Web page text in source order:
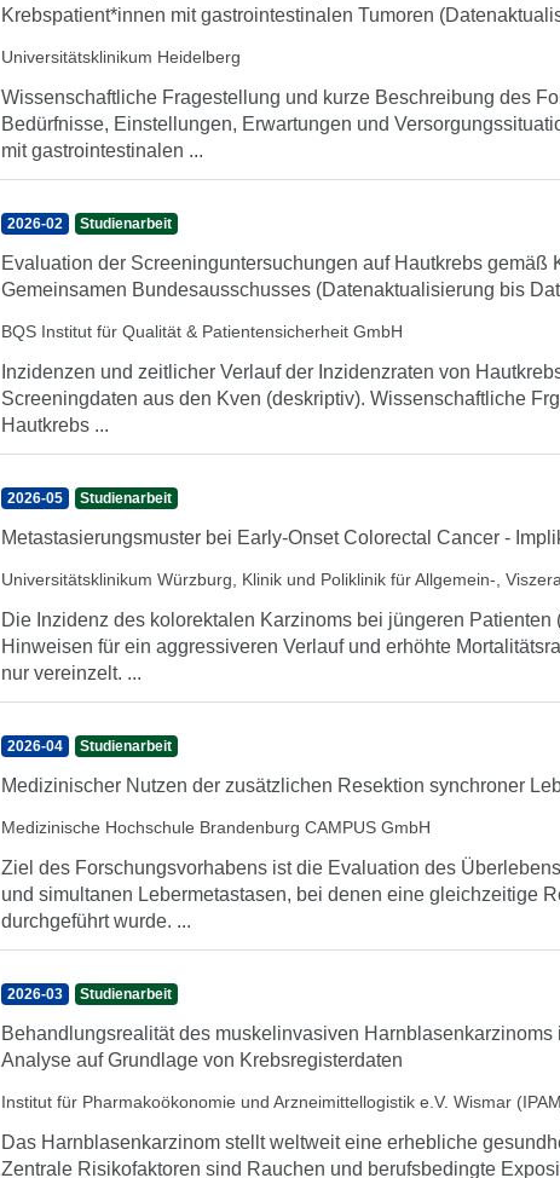
Krebspatient*innen mit gastrointestinalen Tumoren
Universitätsklinikum Heidelberg
Wissenschaftliche Fragestellung und kurze Beschreibung des
Bedürfnisse, Einstellungen, Erwartungen und
mit gastrointestinalen ...
2026-02 Studienarbeit
Evaluation der Screeninguntersuchungen auf Hautkrebs gemäß
Gemeinsamen Bundesausschusses (Datenaktualisierung bis
BQS Institut für Qualität & Patientensicherheit GmbH
Inzidenzen und zeitlicher Verlauf der Inzidenzraten von
Screeningdaten aus den Kven (deskriptiv). Wissenschaftliche
Hautkrebs ...
2026-05 Studienarbeit
Metastasierungsmuster bei Early-Onset Colorectal Cancer -
Universitätsklinikum Würzburg, Klinik und Poliklinik für Allgemein-,
Die Inzidenz des kolorektalen Karzinoms bei jüngeren
Hinweisen für ein aggressiveren Verlauf und erhöhte
nur vereinzelt. ...
2026-04 Studienarbeit
Medizinischer Nutzen der zusätzlichen Resektion synchroner
Medizinische Hochschule Brandenburg CAMPUS GmbH
Ziel des Forschungsvorhabens ist die Evaluation des
und simultanen Lebermetastasen, bei denen eine gleichzeitige
durchgeführt wurde. ...
2026-03 Studienarbeit
Behandlungsrealität des muskelinvasiven
Analyse auf Grundlage von Krebsregisterdaten
Institut für Pharmakoökonomie und Arzneimittellogistik e.V. Wismar
Das Harnblasenkarzinom stellt weltweit eine erhebliche
Zentrale Risikofaktoren sind Rauchen und berufsbedingte